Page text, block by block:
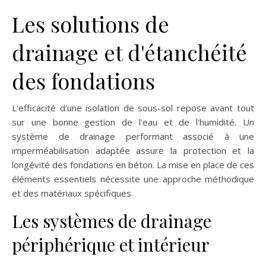
Les solutions de
drainage et d'étanchéité
des fondations
L'efficacité d'une isolation de sous-sol repose avant tout
sur une bonne gestion de l'eau et de l'humidité. Un
système de drainage performant associé à une
imperméabilisation adaptée assure la protection et la
longévité des fondations en béton. La mise en place de ces
éléments essentiels nécessite une approche méthodique
et des matériaux spécifiques.
Les systèmes de drainage
périphérique et intérieur